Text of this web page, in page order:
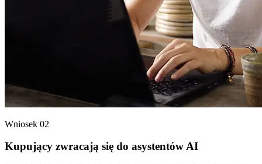
Wniosek 02
Kupujący zwracają się do asystentów AI